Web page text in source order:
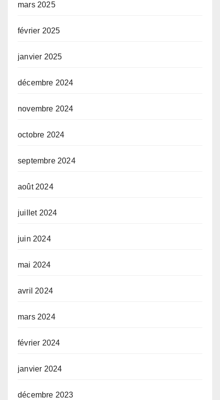
mars 2025
février 2025
janvier 2025
décembre 2024
novembre 2024
octobre 2024
septembre 2024
août 2024
juillet 2024
juin 2024
mai 2024
avril 2024
mars 2024
février 2024
janvier 2024
décembre 2023